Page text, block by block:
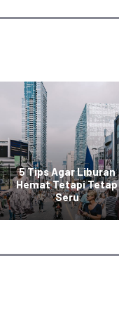
5 Tips Agar Liburan
Hemat Tetapi Tetap
Seru